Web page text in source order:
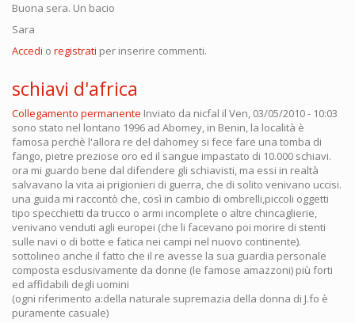
Buona sera. Un bacio
Sara
Accedi o registrati per inserire commenti.
schiavi d'africa
Collegamento permanente Inviato da nicfal il Ven, 03/05/2010 - 10:03
sono stato nel lontano 1996 ad Abomey, in Benin, la località è
famosa perchè l'allora re del dahomey si fece fare una tomba di
fango, pietre preziose oro ed il sangue impastato di 10.000 schiavi.
ora mi guardo bene dal difendere gli schiavisti, ma essi in realtà
salvavano la vita ai prigionieri di guerra, che di solito venivano uccisi.
una guida mi raccontò che, così in cambio di ombrelli,piccoli oggetti
tipo specchietti da trucco o armi incomplete o altre chincaglierie,
venivano venduti agli europei (che li facevano poi morire di stenti
sulle navi o di botte e fatica nei campi nel nuovo continente).
sottolineo anche il fatto che il re avesse la sua guardia personale
composta esclusivamente da donne (le famose amazzoni) più forti
ed affidabili degli uomini
(ogni riferimento a:della naturale supremazia della donna di J.fo è
puramente casuale)